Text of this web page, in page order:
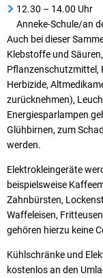
12.30 – 14.00 Uhr
Anneke-Schule/an
Auch bei dieser
Klebstoffe und
Pflanzenschutzmittel,
Herbizide,
zurücknehmen),
Energiesparlampen
Glühbirnen, zum
werden.
Elektrokleingeräte
beispielsweise
Zahnbürsten,
Waffeleisen,
gehören hierzu keine
Kühlschränke und
kostenlos an den